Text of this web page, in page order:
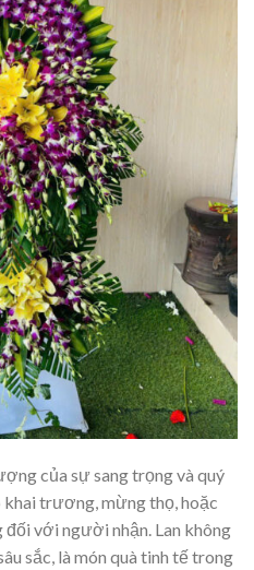
của sự sang trọng và quý
khai trương, mừng thọ, hoặc
với người nhận. Lan không
sắc, là món quà tinh tế trong